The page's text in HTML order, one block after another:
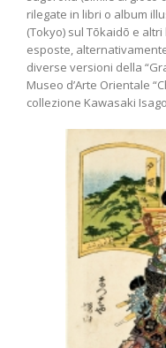
rilegate in libri o album
(Tokyo) sul Tōkaidō e
esposte,
diverse versioni della
Museo d’Arte Orientale
collezione Kawasaki